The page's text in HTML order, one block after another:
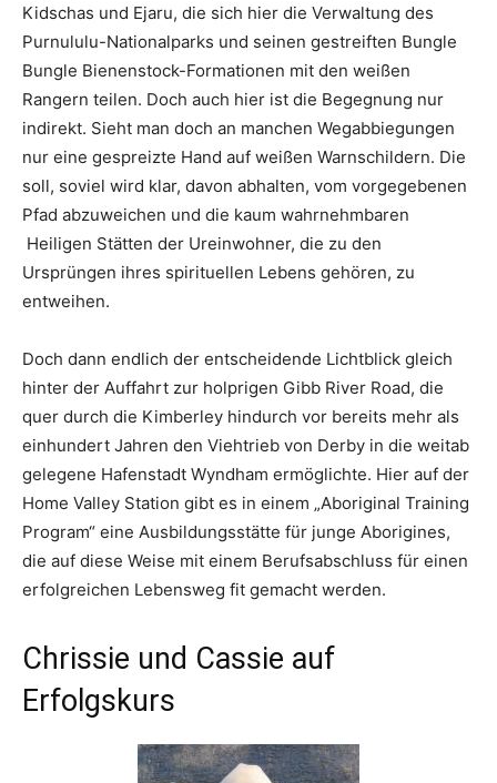
Kidschas und Ejaru, die sich hier die Verwaltung des
Purnululu-Nationalparks und seinen gestreiften Bungle
Bungle Bienenstock-Formationen mit den weißen
Rangern teilen. Doch auch hier ist die Begegnung nur
indirekt. Sieht man doch an manchen Wegabbiegungen
nur eine gespreizte Hand auf weißen Warnschildern. Die
soll, soviel wird klar, davon abhalten, vom vorgegebenen
Pfad abzuweichen und die kaum wahrnehmbaren
Heiligen Stätten der Ureinwohner, die zu den
Ursprüngen ihres spirituellen Lebens gehören, zu
entweihen.
Doch dann endlich der entscheidende Lichtblick gleich
hinter der Auffahrt zur holprigen Gibb River Road, die
quer durch die Kimberley hindurch vor bereits mehr als
einhundert Jahren den Viehtrieb von Derby in die weitab
gelegene Hafenstadt Wyndham ermöglichte. Hier auf der
Home Valley Station gibt es in einem „Aboriginal Training
Program“ eine Ausbildungsstätte für junge Aborigines,
die auf diese Weise mit einem Berufsabschluss für einen
erfolgreichen Lebensweg fit gemacht werden.
Chrissie und Cassie auf
Erfolgskurs